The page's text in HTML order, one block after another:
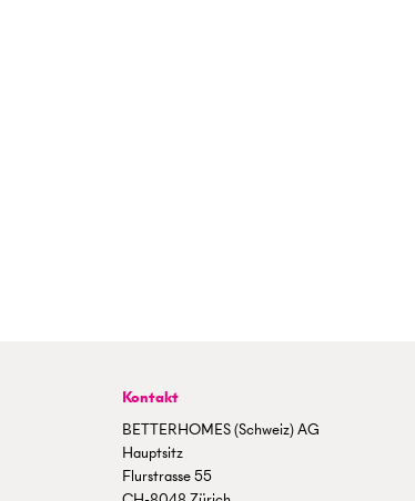
Kontakt
BETTERHOMES (Schweiz) AG
Hauptsitz
Flurstrasse 55